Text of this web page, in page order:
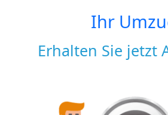
Ihr
Erhalten Sie jetzt